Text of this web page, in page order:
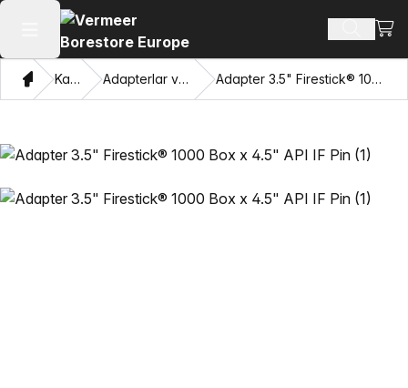
Asosiy menyuni ochish
Bosh sahifa
Katalog Adapterlar va Pulling Eyes Adapter 3.5" Firestick® 1000 Box x 4.5" API IF Pin